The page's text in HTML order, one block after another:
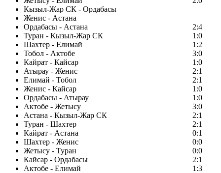
Кызыл-Жар СК - Ордабасы
Женис - Астана
Ордабасы - Астана
2:4
Туран - Кызыл-Жар СК
1:0
Шахтер - Елимай
1:2
Тобол - Актобе
3:0
Кайрат - Кайсар
1:0
Атырау - Женис
2:1
Елимай - Тобол
2:1
Женис - Кайсар
1:0
Ордабасы - Атырау
1:0
Актобе - Жетысу
3:0
Астана - Кызыл-Жар СК
2:1
Туран - Шахтер
2:1
Кайрат - Астана
0:1
Шахтер - Женис
0:0
Жетысу - Туран
0:0
Кайсар - Ордабасы
2:1
Актобе - Елимай
1:3